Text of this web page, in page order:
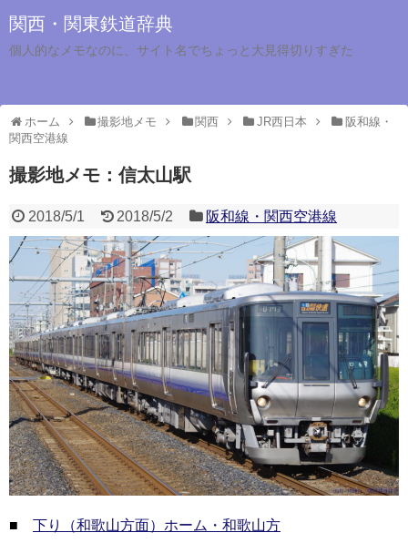
関西・関東鉄道辞典
個人的なメモなのに、サイト名でちょっと大見得切りすぎた
ホーム 撮影地メモ 関西 JR西日本
阪和線・
関西空港線
撮影地メモ：信太山駅
2018/5/1 2018/5/2 阪和線・関西空港線
■ 下り（和歌山方面）ホーム・和歌山方